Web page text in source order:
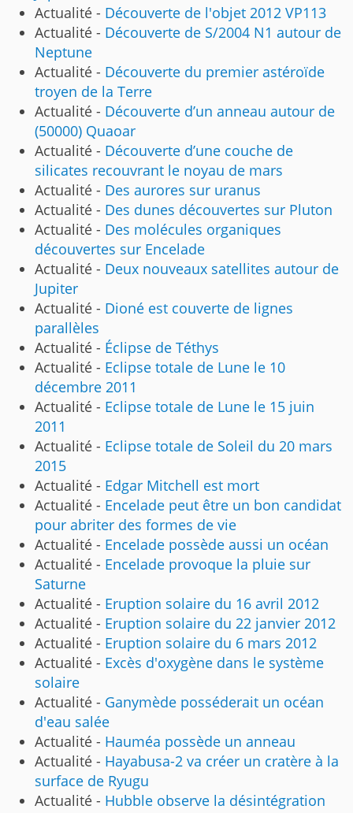
Actualité - Découverte de l'objet 2012 VP113
Actualité - Découverte de S/2004 N1 autour de
Neptune
Actualité - Découverte du premier astéroïde
troyen de la Terre
Actualité - Découverte d’un anneau autour de
(50000) Quaoar
Actualité - Découverte d’une couche de
silicates recouvrant le noyau de mars
Actualité - Des aurores sur uranus
Actualité - Des dunes découvertes sur Pluton
Actualité - Des molécules organiques
découvertes sur Encelade
Actualité - Deux nouveaux satellites autour de
Jupiter
Actualité - Dioné est couverte de lignes
parallèles
Actualité - Éclipse de Téthys
Actualité - Eclipse totale de Lune le 10
décembre 2011
Actualité - Eclipse totale de Lune le 15 juin
2011
Actualité - Eclipse totale de Soleil du 20 mars
2015
Actualité - Edgar Mitchell est mort
Actualité - Encelade peut être un bon candidat
pour abriter des formes de vie
Actualité - Encelade possède aussi un océan
Actualité - Encelade provoque la pluie sur
Saturne
Actualité - Eruption solaire du 16 avril 2012
Actualité - Eruption solaire du 22 janvier 2012
Actualité - Eruption solaire du 6 mars 2012
Actualité - Excès d'oxygène dans le système
solaire
Actualité - Ganymède posséderait un océan
d'eau salée
Actualité - Hauméa possède un anneau
Actualité - Hayabusa-2 va créer un cratère à la
surface de Ryugu
Actualité - Hubble observe la désintégration